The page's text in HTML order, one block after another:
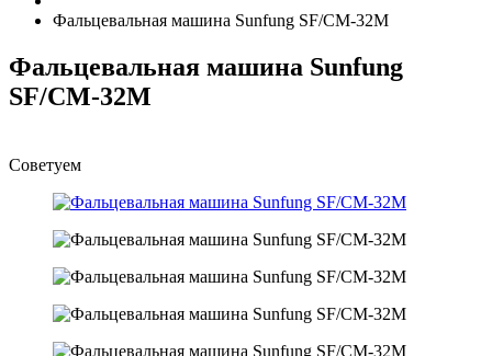
Фальцевальная машина Sunfung SF/CM-32M
Фальцевальная машина Sunfung
SF/CM-32M
Советуем